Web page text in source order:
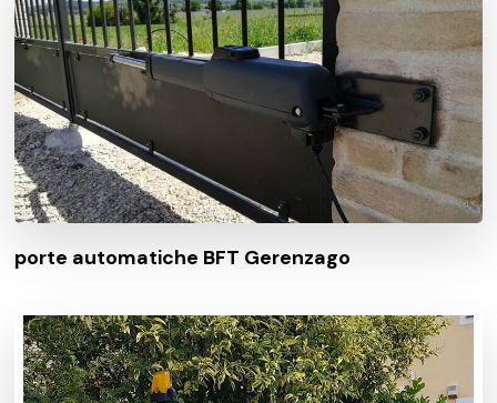
porte automatiche BFT Gerenzago